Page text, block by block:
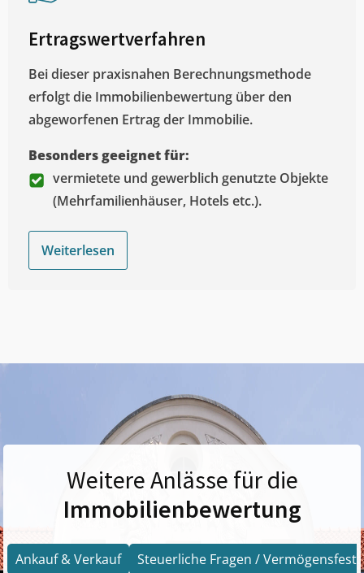
Ertragswertverfahren
Bei dieser praxisnahen Berechnungsmethode
erfolgt die Immobilienbewertung über den
abgeworfenen Ertrag der Immobilie.
Besonders geeignet für:
vermietete und gewerblich genutzte Objekte
(Mehrfamilienhäuser, Hotels etc.).
Weiterlesen
Weitere Anlässe für die
Immobilienbewertung
Ankauf & Verkauf Steuerliche Fragen /